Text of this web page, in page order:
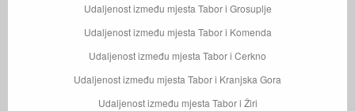
Udaljenost između mjesta Tabor i Grosuplje
Udaljenost između mjesta Tabor i Komenda
Udaljenost između mjesta Tabor i Cerkno
Udaljenost između mjesta Tabor i Kranjska Gora
Udaljenost između mjesta Tabor i Žiri